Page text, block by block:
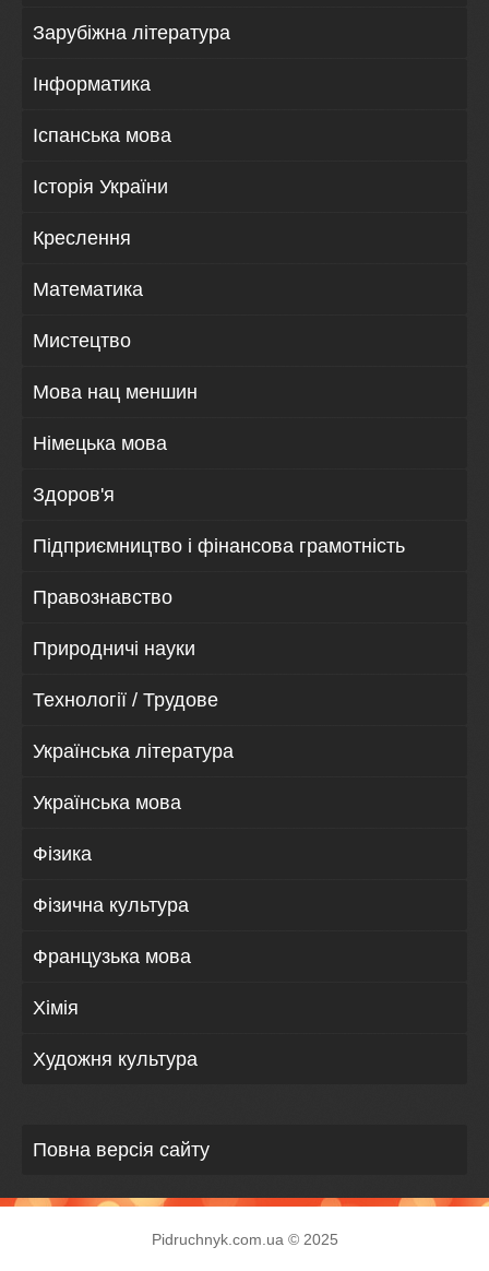
Зарубіжна література
Інформатика
Іспанська мова
Історія України
Креслення
Математика
Мистецтво
Мова нац меншин
Німецька мова
Здоров'я
Підприємництво і фінансова грамотність
Правознавство
Природничі науки
Технології / Трудове
Українська література
Українська мова
Фізика
Фізична культура
Французька мова
Хімія
Художня культура
Повна версія сайту
Pidruchnyk.com.ua © 2025